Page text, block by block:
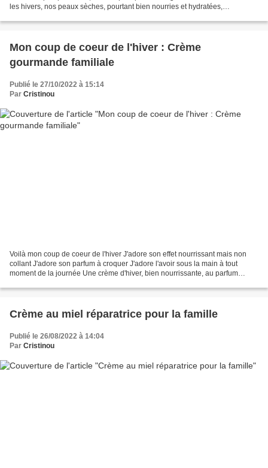
les hivers, nos peaux sèches, pourtant bien nourries et hydratées,
Mon coup de coeur de l'hiver : Crème
gourmande familiale
Publié le 27/10/2022 à 15:14
Par Cristinou
Voilà mon coup de coeur de l'hiver J'adore son effet nourrissant mais non
collant J'adore son parfum à croquer J'adore l'avoir sous la main à tout
moment de la journée Une crème d'hiver, bien nourrissante, au parfum
Crème au miel réparatrice pour la famille
Publié le 26/08/2022 à 14:04
Par Cristinou